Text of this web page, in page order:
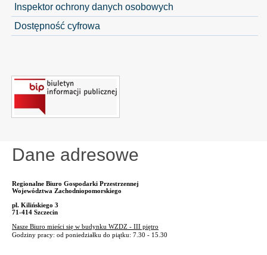
Inspektor ochrony danych osobowych
Dostępność cyfrowa
Dane adresowe
Regionalne Biuro Gospodarki Przestrzennej
Województwa Zachodniopomorskiego
pl. Kilińskiego 3
71-414 Szczecin
Nasze Biuro mieści się w budynku WZDZ - III piętro
Godziny pracy: od poniedziałku do piątku: 7.30 - 15.30